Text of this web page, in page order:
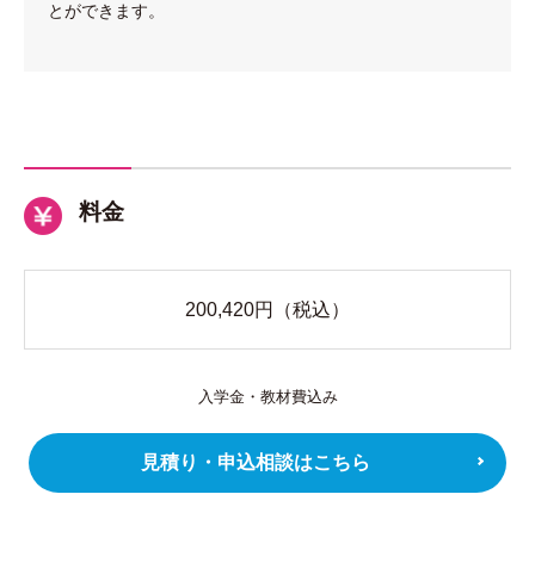
とができます。
料金
200,420円（税込）
入学金・教材費込み
見積り・申込相談はこちら